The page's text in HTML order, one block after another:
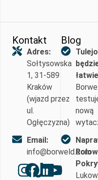
Kontakt
Adres:
Sołtysowska
1, 31-589
Kraków
(wjazd przez
ul.
Ogłęczyzna)
Email:
info@borweld.com
Blog
nową